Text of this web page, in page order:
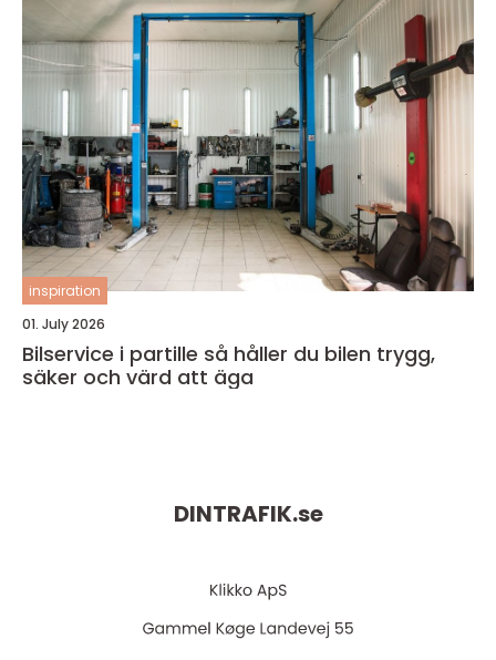
inspiration
01. July 2026
Bilservice i partille så håller du bilen trygg,
säker och värd att äga
DINTRAFIK.se